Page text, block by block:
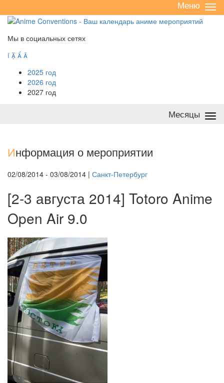
/
Меню
Мы в социальных сетях
   
2025 год
2026 год
2027 год
Месяцы
Информация о мероприятии
02/08/2014 - 03/08/2014 | Санкт-Петербург
[2-3 августа 2014] Totoro Anime
Open Air 9.0